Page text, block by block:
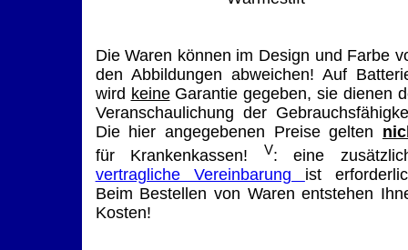
Die Waren können im Design und Farbe
den Abbildungen abweichen! Auf
wird keineGarantie gegeben, sie dienen
Veranschaulichung der
Die hier angegebenen Preise gelten
für Krankenkassen!
V: eine
vertragliche Vereinbarung ist
Beim Bestellen von Waren entstehen
Kosten!